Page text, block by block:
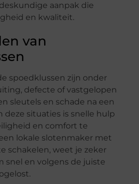
aanpak die
en kwaliteit.
van
spoedklussen zijn onder
defecte of vastgelopen
sleutels en schade na een
deze situaties is snelle hulp
en comfort te
lokale slotenmaker met
schakelen, weet je zeker
snel en volgens de juiste